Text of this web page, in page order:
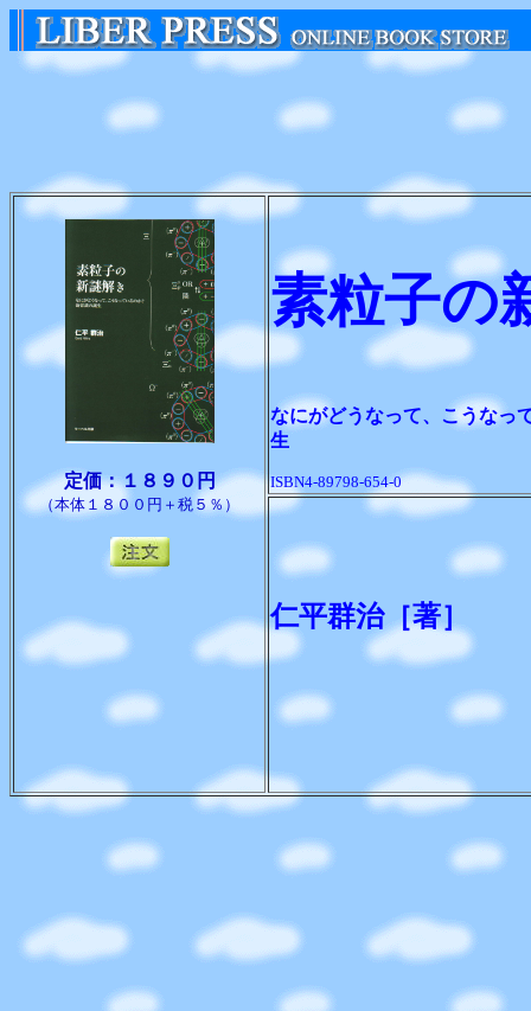
定価：１８９０円
（本体１８００円＋税５％）
素粒子の
なにがどうなって、こうなっ
生
ISBN4-89798-654-0
仁平群治［著］